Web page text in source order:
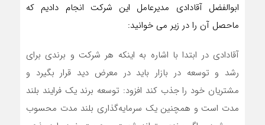
ابوالفضل آقادادی مدیرعامل این شرکت انجام دادیم که
ماحصل آن را در زیر می خوانید:
آقادادی در ابتدا با اشاره به اینکه هر شرکت و برندی برای
رشد و توسعه در بازار باید در معرض دید قرار بگیرد و
مشتریان خود را جذب کند افزود: توسعه برند یک فرایند بلند
مدت است و همچنین یک سرمایه‌گذاری بلند مدت محسوب